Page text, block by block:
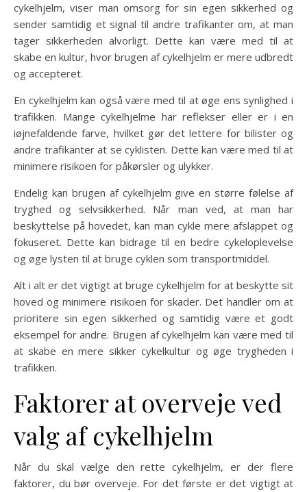
cykelhjelm, viser man omsorg for sin egen sikkerhed og
sender samtidig et signal til andre trafikanter om, at man
tager sikkerheden alvorligt. Dette kan være med til at
skabe en kultur, hvor brugen af cykelhjelm er mere udbredt
og accepteret.
En cykelhjelm kan også være med til at øge ens synlighed i
trafikken. Mange cykelhjelme har reflekser eller er i en
iøjnefaldende farve, hvilket gør det lettere for bilister og
andre trafikanter at se cyklisten. Dette kan være med til at
minimere risikoen for påkørsler og ulykker.
Endelig kan brugen af cykelhjelm give en større følelse af
tryghed og selvsikkerhed. Når man ved, at man har
beskyttelse på hovedet, kan man cykle mere afslappet og
fokuseret. Dette kan bidrage til en bedre cykeloplevelse
og øge lysten til at bruge cyklen som transportmiddel.
Alt i alt er det vigtigt at bruge cykelhjelm for at beskytte sit
hoved og minimere risikoen for skader. Det handler om at
prioritere sin egen sikkerhed og samtidig være et godt
eksempel for andre. Brugen af cykelhjelm kan være med til
at skabe en mere sikker cykelkultur og øge trygheden i
trafikken.
Faktorer at overveje ved
valg af cykelhjelm
Når du skal vælge den rette cykelhjelm, er der flere
faktorer, du bør overveje. For det første er det vigtigt at